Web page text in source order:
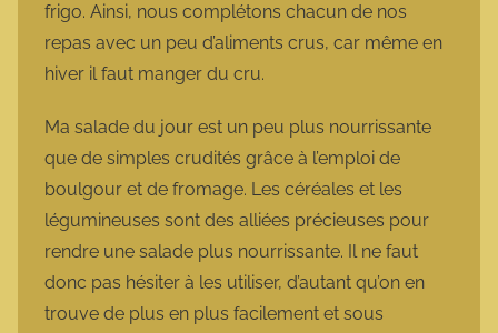
frigo. Ainsi, nous complétons chacun de nos
repas avec un peu d’aliments crus, car même en
hiver il faut manger du cru.
Ma salade du jour est un peu plus nourrissante
que de simples crudités grâce à l’emploi de
boulgour et de fromage. Les céréales et les
légumineuses sont des alliées précieuses pour
rendre une salade plus nourrissante. Il ne faut
donc pas hésiter à les utiliser, d’autant qu’on en
trouve de plus en plus facilement et sous